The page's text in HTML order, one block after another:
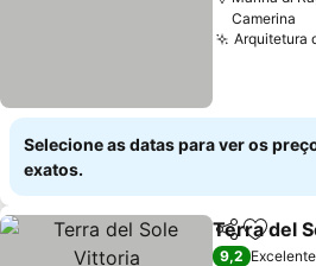
Camerina
Arquitetura
Selecione as datas para ver os
exatos.
Partilhar
Terra del
9,2 Excelente